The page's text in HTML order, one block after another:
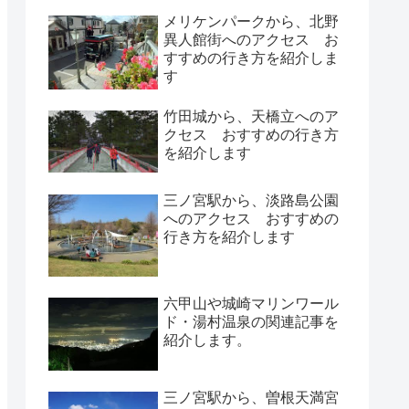
メリケンパークから、北野
異人館街へのアクセス お
すすめの行き方を紹介しま
す
竹田城から、天橋立へのア
クセス おすすめの行き方
を紹介します
三ノ宮駅から、淡路島公園
へのアクセス おすすめの
行き方を紹介します
六甲山や城崎マリンワール
ド・湯村温泉の関連記事を
紹介します。
三ノ宮駅から、曽根天満宮